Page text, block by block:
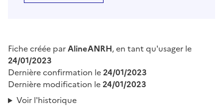
Fiche créée parAlineANRH, en tant qu'usager le
24/01/2023
Dernière confirmation le24/01/2023
Dernière modification le24/01/2023
Voir l'historique